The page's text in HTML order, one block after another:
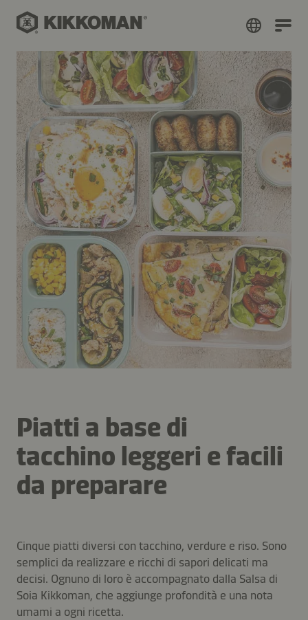
Piatti a base di
tacchino leggeri e facili
da preparare
Cinque piatti diversi con tacchino, verdure e riso. Sono
semplici da realizzare e ricchi di sapori delicati ma
decisi. Ognuno di loro è accompagnato dalla Salsa di
Soia Kikkoman, che aggiunge profondità e una nota
umami a ogni ricetta.